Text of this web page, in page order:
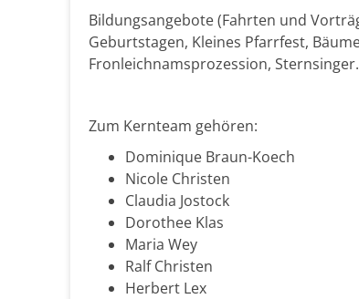
Bildungsangebote (Fahrten und
Geburtstagen, Kleines Pfarrfest,
Fronleichnamsprozession, Sternsinger.
Zum Kernteam gehören:
Dominique Braun-Koech
Nicole Christen
Claudia Jostock
Dorothee Klas
Maria Wey
Ralf Christen
Herbert Lex